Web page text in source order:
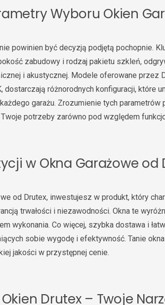
Wyboru Okien
powinien być decyzją podjętą pochopnie.
zabudowy i rodzaj pakietu szkleń,
i akustycznej. Modele oferowane przez
dostarczają różnorodnych konfiguracji, które
garażu. Zrozumienie tych parametrów
potrzeby zarówno pod względem
w Okna Garażowe od
od Drutex, inwestujesz w produkt, który
trwałości i niezawodności. Okna te
wykonania. Co więcej, szybka dostawa i
sobie wygodę i efektywność. Tanie
jakości w przystępnej cenie.
Drutex – Twoje